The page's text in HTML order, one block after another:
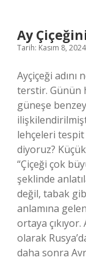
Ay
Tarih: Kasım 8, 2024
Ayçiçeği adını
terstir. Günün
güneşe
lehçeleri
diyoruz?
“Çiçeği çok
şeklinde
değil, tabak
anlamına
ortaya
olarak
daha sonra